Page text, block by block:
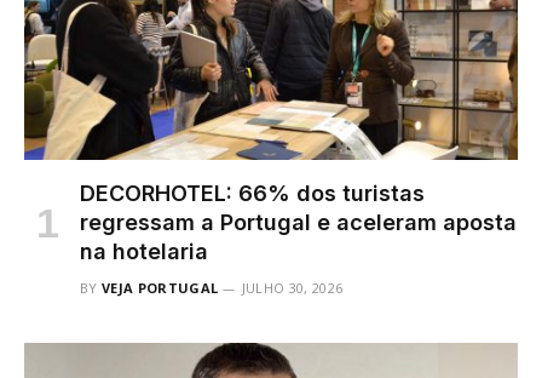
DECORHOTEL: 66% dos turistas
regressam a Portugal e aceleram aposta
na hotelaria
BY VEJA PORTUGAL JULHO 30, 2026